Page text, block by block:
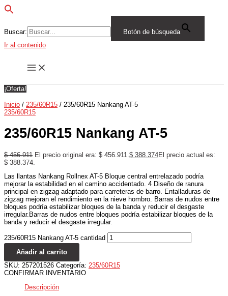
Buscar:
Botón de búsqueda
Ir al contenido
¡Oferta!
Inicio / 235/60R15 / 235/60R15 Nankang AT-5
235/60R15
235/60R15 Nankang AT-5
$456.911 El precio original era: $ 456.911. $ 388.374El precio actual es:
$ 388.374.
Las llantas Nankang Rollnex AT-5 Bloque central entrelazado podría
mejorar la estabilidad en el camino accidentado. 4 Diseño de ranura
principal en zigzag adaptado para carreteras de barro. Entalladuras de
zigzag mejoran el rendimiento en la nieve hombro. Barras de nudos entre
bloques podría estabilizar bloques de la banda y reducir el desgaste
irregular.Barras de nudos entre bloques podría estabilizar bloques de la
banda y reducir el desgaste irregular.
235/60R15 Nankang AT-5 cantidad
Añadir al carrito
SKU: 257201526 Categoría: 235/60R15
CONFIRMAR INVENTARIO
Descripción